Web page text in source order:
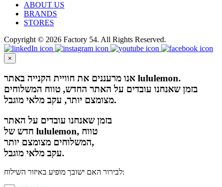
ABOUT US
BRANDS
STORES
Copyright © 2026 Factory 54. All Rights Reserved.
×
אנו מרעננים את חוויית הקנייה באתר lululemon.
בזמן שאנחנו עובדים על האתר החדש, טווח המשלוחים
מצומצם יותר, עקב מלאי מוגבל.
בזמן שאנחנו עובדים על האתר
חדש של lululemon, טווח
המשלוחים מצומצם יותר,
עקב מלאי מוגבל.
לבירור האם ישובך מופיע באיזור השילוח: